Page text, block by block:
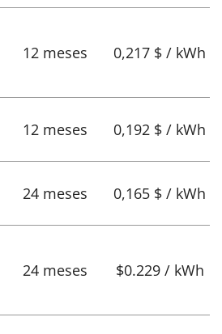
12 meses 0,217 $ / kWh
12 meses 0,192 $ / kWh
24 meses 0,165 $ / kWh
24 meses $0.229 / kWh